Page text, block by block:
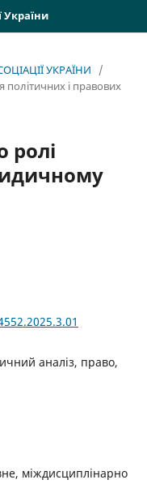
України
УКРАЇНИ
/
політичних і правових
ролі
аналіз, право,
міждисциплінарно